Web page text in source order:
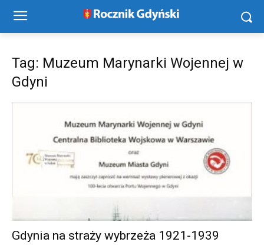
Tag: Muzeum Marynarki Wojennej w
Gdyni
Gdynia na straży wybrzeża 1921-1939